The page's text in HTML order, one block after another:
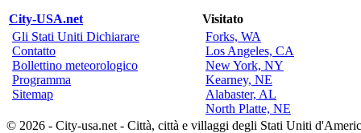
City-USA.net
Visitato
Gli Stati Uniti Dichiarare
Contatto
Bollettino meteorologico
Programma
Sitemap
Forks, WA
Los Angeles, CA
New York, NY
Kearney, NE
Alabaster, AL
North Platte, NE
© 2026 - City-usa.net - Città, città e villaggi degli Stati Uniti